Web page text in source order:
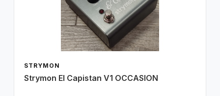
STRYMON
Strymon El Capistan V1 OCCASION